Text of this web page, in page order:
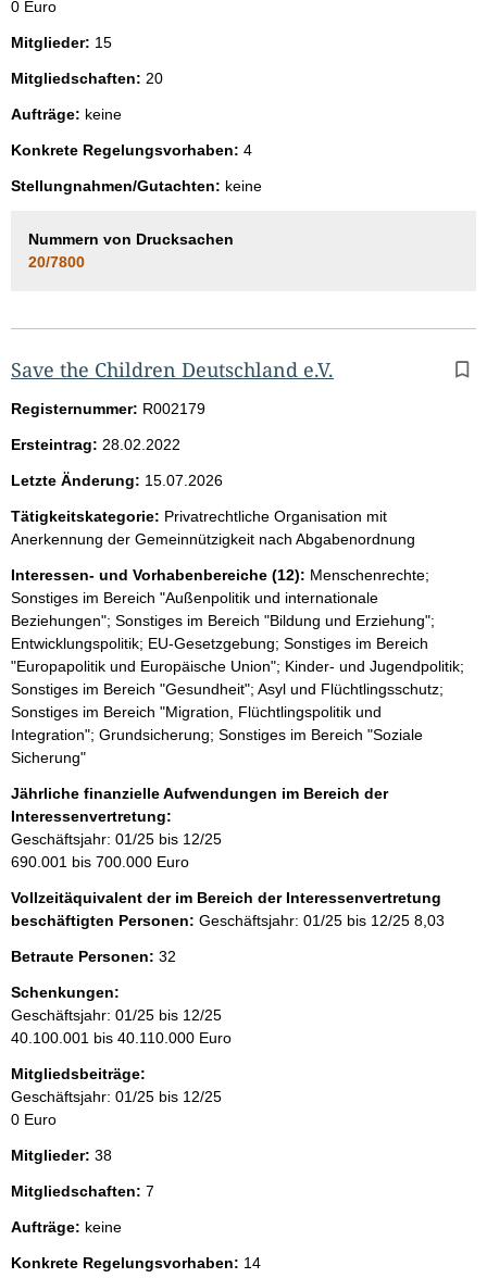
0 Euro
Mitglieder: 15
Mitgliedschaften: 20
Aufträge: keine
Konkrete Regelungsvorhaben: 4
Stellungnahmen/Gutachten: keine
Nummern von Drucksachen
20/7800
Save the Children Deutschland e.V.
Registernummer: R002179
Ersteintrag: 28.02.2022
Letzte Änderung: 15.07.2026
Tätigkeitskategorie: Privatrechtliche Organisation mit
Anerkennung der Gemeinnützigkeit nach Abgabenordnung
Interessen- und Vorhabenbereiche (12): Menschenrechte;
Sonstiges im Bereich "Außenpolitik und internationale
Beziehungen"; Sonstiges im Bereich "Bildung und Erziehung";
Entwicklungspolitik; EU-Gesetzgebung; Sonstiges im Bereich
"Europapolitik und Europäische Union"; Kinder- und Jugendpolitik;
Sonstiges im Bereich "Gesundheit"; Asyl und Flüchtlingsschutz;
Sonstiges im Bereich "Migration, Flüchtlingspolitik und
Integration"; Grundsicherung; Sonstiges im Bereich "Soziale
Sicherung"
Jährliche finanzielle Aufwendungen im Bereich der
Interessenvertretung:
Geschäftsjahr: 01/25 bis 12/25
690.001 bis 700.000 Euro
Vollzeitäquivalent der im Bereich der Interessenvertretung
beschäftigten Personen: Geschäftsjahr: 01/25 bis 12/25 8,03
Betraute Personen: 32
Schenkungen:
Geschäftsjahr: 01/25 bis 12/25
40.100.001 bis 40.110.000 Euro
Mitgliedsbeiträge:
Geschäftsjahr: 01/25 bis 12/25
0 Euro
Mitglieder: 38
Mitgliedschaften: 7
Aufträge: keine
Konkrete Regelungsvorhaben: 14